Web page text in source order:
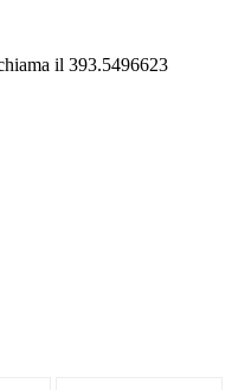
il 393.5496623